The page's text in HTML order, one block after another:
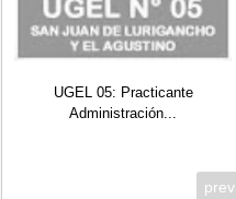
SENCICO:
prev